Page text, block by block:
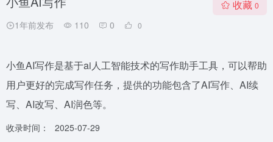
1年前发布 110 0 0
收藏 0
小鱼AI写作是基于ai人工智能技术的写作助手工具，可以帮助
用户更好的完成写作任务，提供的功能包含了AI写作、AI续
写、AI改写、AI润色等。
收录时间：
2025-07-29